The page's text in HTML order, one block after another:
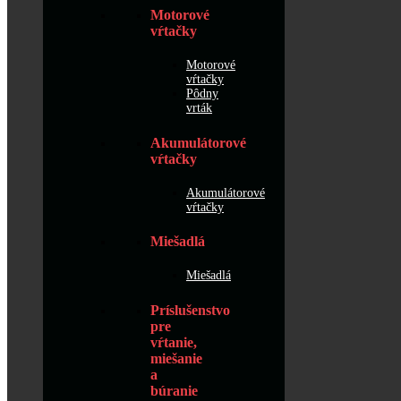
Motorové
vŕtačky
Motorové
vŕtačky
Pôdny
vrták
Akumulátorové
vŕtačky
Akumulátorové
vŕtačky
Miešadlá
Miešadlá
Príslušenstvo
pre
vŕtanie,
miešanie
a
búranie